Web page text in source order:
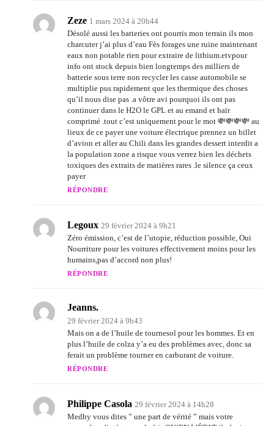
Zeze 1 mars 2024 à 20h44
Désolé aussi les batteries ont pourris mon terrain ils mon
charcuter j’ai plus d’eau Fès forages une ruine maintenant
eaux non potable rien pour extraire de lithium.etvpour
info ont stock depuis bien longtemps des milliers de
batterie sous terre non recycler les casse automobile se
multiplie pus rapidement que les thermique des choses
qu’il nous dise pas .a vôtre avi pourquoi ils ont pas
continuer dans le H2O le GPL et au emand et haïr
comprimé .tout c’est uniquement pour le mot 💸💸💸💸 au
lieux de ce payer une voiture électrique prennez un billet
d’avion et aller au Chili dans les grandes dessert interdit a
la population zone a risque vous verrez bien les déchets
toxiques des extraits de matières rares .le silence ça ceux
payer
RÉPONDRE
Legoux 29 février 2024 à 9h21
Zéro émission, c’est de l’utopie, réduction possible, Oui
Nourriture pour les voitures effectivement moins pour les
humains,pas d’accord non plus!
RÉPONDRE
Jeanns.
29 février 2024 à 9h43
Mais on a de l’huile de tournesol pour les hommes. Et en
plus l’huile de colza y’a eu des problèmes avec, donc sa
ferait un problème tourner en carburant de voiture.
RÉPONDRE
Philippe Casola 29 février 2024 à 14h28
Medhy vous dites ” une part de vérité ” mais votre